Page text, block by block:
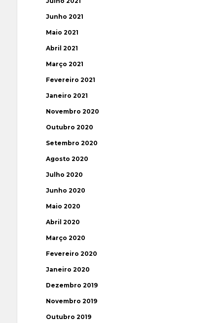
Junho 2021
Maio 2021
Abril 2021
Março 2021
Fevereiro 2021
Janeiro 2021
Novembro 2020
Outubro 2020
Setembro 2020
Agosto 2020
Julho 2020
Junho 2020
Maio 2020
Abril 2020
Março 2020
Fevereiro 2020
Janeiro 2020
Dezembro 2019
Novembro 2019
Outubro 2019